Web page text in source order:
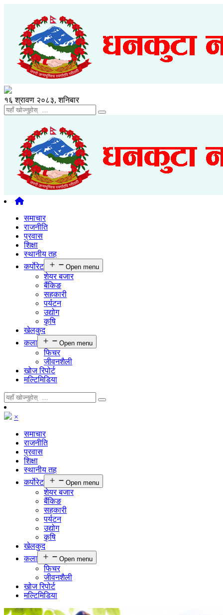
१६ श्रावण २०८३, शनिबार
समाचार
राजनीति
प्रवास
शिक्षा
स्थानीय तह
कर्पाेरेट
Open menu
शेयर बजार
बैंकिङ
सहकारी
पर्यटन
उद्योग
कृषि
खेलकुद
कला
Open menu
फिचर
जीवनशैली
खोज रिपोर्ट
मल्टिमिडिया
×
समाचार
राजनीति
प्रवास
शिक्षा
स्थानीय तह
कर्पाेरेट
Open menu
शेयर बजार
बैंकिङ
सहकारी
पर्यटन
उद्योग
कृषि
खेलकुद
कला
Open menu
फिचर
जीवनशैली
खोज रिपोर्ट
मल्टिमिडिया